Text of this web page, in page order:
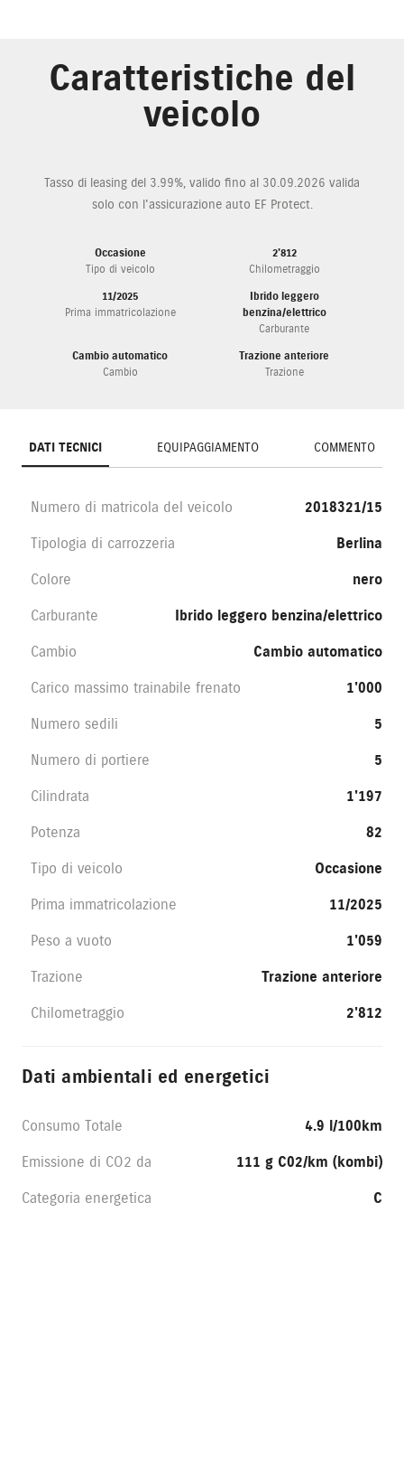
Caratteristiche del
veicolo
Tasso di leasing del 3.99%, valido fino al 30.09.2026 valida
solo con l'assicurazione auto EF Protect.
Occasione
Tipo di veicolo
2'812
Chilometraggio
11/2025
Prima immatricolazione
Ibrido leggero
benzina/elettrico
Carburante
Cambio automatico
Cambio
Trazione anteriore
Trazione
DATI TECNICI EQUIPAGGIAMENTO COMMENTO
Numero di matricola del veicolo
2018321/15
Tipologia di carrozzeria
Berlina
Colore
nero
Carburante
Ibrido leggero benzina/elettrico
Cambio
Cambio automatico
Carico massimo trainabile frenato
1'000
Numero sedili
5
Numero di portiere
5
Cilindrata
1'197
Potenza
82
Tipo di veicolo
Occasione
Prima immatricolazione
11/2025
Peso a vuoto
1'059
Trazione
Trazione anteriore
Chilometraggio
2'812
Dati ambientali ed energetici
Consumo Totale
4.9 l/100km
Emissione di CO2 da
111 g C02/km (kombi)
Categoria energetica
C